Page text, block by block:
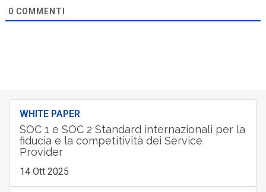
0 COMMENTI
WHITE PAPER
SOC 1 e SOC 2 Standard internazionali per la
fiducia e la competitività dei Service
Provider
14 Ott 2025